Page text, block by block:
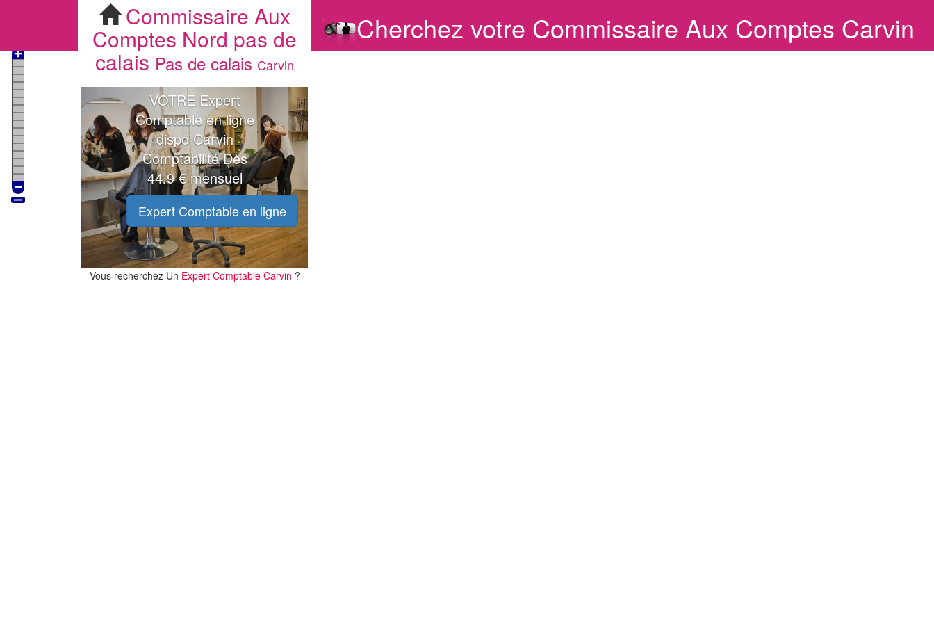
Cherchez votre Commissaire Aux Comptes Carvin
Commissaire Aux
Comptes Nord pas de
calais Pas de calais Carvin
VOTRE Expert
Comptable en ligne
dispo Carvin
Comptabilité Dès
44.9 € mensuel
Expert Comptable en ligne
Vous recherchez Un Expert Comptable Carvin ?
Commissaire Aux Comptes Carvin